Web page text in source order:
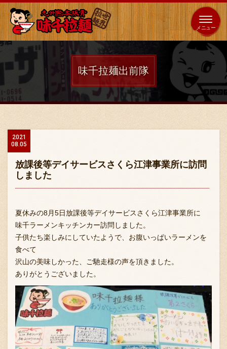
全国
展開 海外 653 店 64 店
ホーム
店舗案内
味千の取り組み
お問い合わせ
ブランド一覧
FC加盟店募集
味千拉麺出前隊
2021
08.05
放課後等デイサービスさくら江津事業所に訪問
しました
夏休みの8月5日放課後等デイサービスさくら江津事業所に
味千ラーメンキッチンカー訪問しました。
子供たち楽しみにしていたようで、お腹いっぱいラーメンを
食べて
沢山の美味しかった、ご馳走様の声を頂きました。
ありがとうございました。